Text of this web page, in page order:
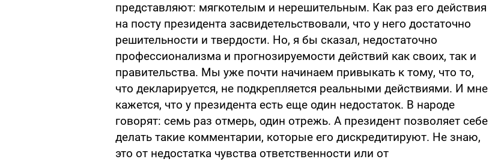
представляют: мягкотелым и нерешительным. Как раз его действия
на посту президента засвидетельствовали, что у него достаточно
решительности и твердости. Но, я бы сказал, недостаточно
профессионализма и прогнозируемости действий как своих, так и
правительства. Мы уже почти начинаем привыкать к тому, что то,
что декларируется, не подкрепляется реальными действиями. И мне
кажется, что у президента есть еще один недостаток. В народе
говорят: семь раз отмерь, один отрежь. А президент позволяет себе
делать такие комментарии, которые его дискредитируют. Не знаю,
это от недостатка чувства ответственности или от